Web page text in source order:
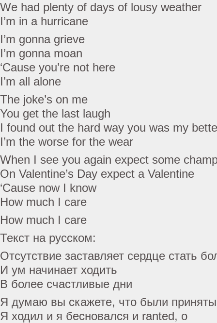
We had plenty of days of lousy weather
I’m in a hurricane
I’m gonna grieve
I’m gonna moan
‘Cause you’re not here
I’m all alone
The joke’s on me
You get the last laugh
I found out the hard way you was my
I’m the worse for the wear
When I see you again expect some
On Valentine’s Day expect a Valentine
‘Cause now I know
How much I care
How much I care
Текст на русском:
Отсутствие заставляет сердце стать
И ум начинает ходить
В более счастливые дни
Я думаю вы скажете, что были
Я ходил и я бесновался и ranted, о